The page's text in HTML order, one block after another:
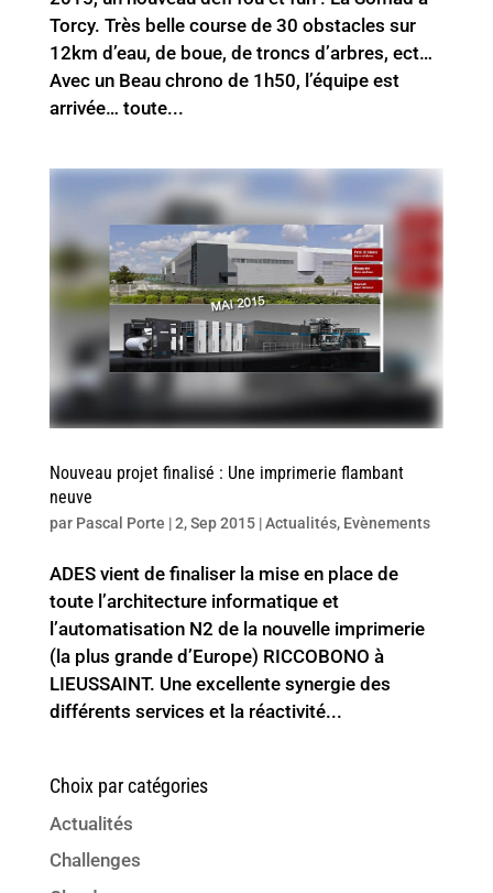
Torcy. Très belle course de 30 obstacles sur
12km d’eau, de boue, de troncs d’arbres, ect…
Avec un Beau chrono de 1h50, l’équipe est
arrivée… toute...
Nouveau projet finalisé : Une imprimerie flambant
neuve
par Pascal Porte |2, Sep 2015|Actualités, Evènements
ADES vient de finaliser la mise en place de
toute l’architecture informatique et
l’automatisation N2 de la nouvelle imprimerie
(la plus grande d’Europe) RICCOBONO à
LIEUSSAINT. Une excellente synergie des
différents services et la réactivité...
Choix par catégories
Actualités
Challenges